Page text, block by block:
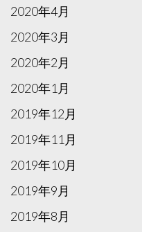
2020年4月
2020年3月
2020年2月
2020年1月
2019年12月
2019年11月
2019年10月
2019年9月
2019年8月